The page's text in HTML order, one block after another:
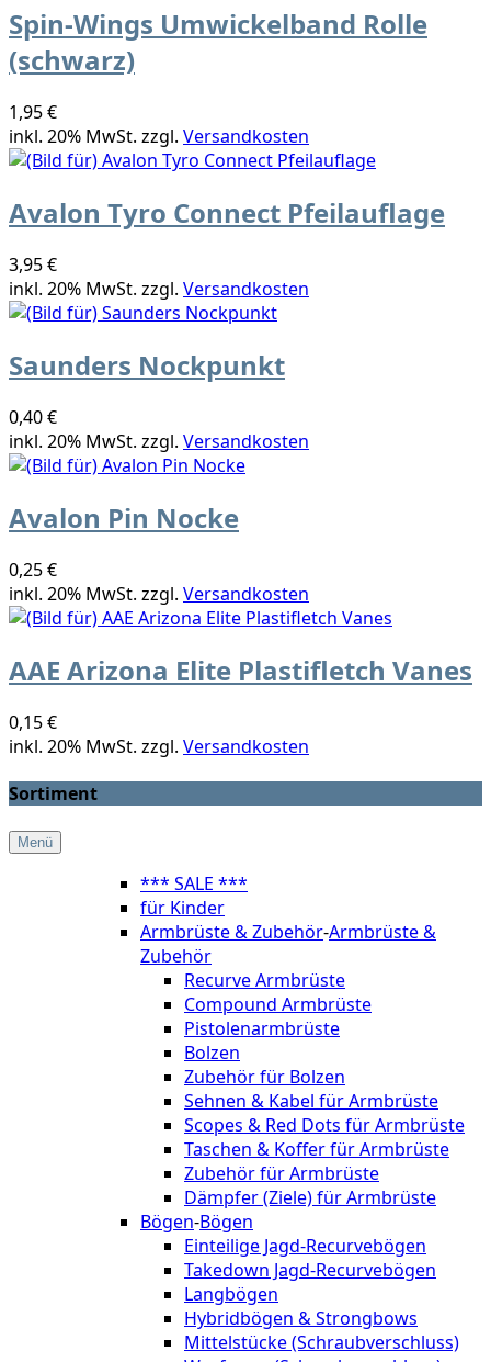
Spin-Wings Umwickelband Rolle
(schwarz)
1,95 €
inkl. 20% MwSt. zzgl. Versandkosten
Avalon Tyro Connect Pfeilauflage
3,95 €
inkl. 20% MwSt. zzgl. Versandkosten
Saunders Nockpunkt
0,40 €
inkl. 20% MwSt. zzgl. Versandkosten
Avalon Pin Nocke
0,25 €
inkl. 20% MwSt. zzgl. Versandkosten
AAE Arizona Elite Plastifletch Vanes
0,15 €
inkl. 20% MwSt. zzgl. Versandkosten
Sortiment
Menü
*** SALE ***
für Kinder
Armbrüste & Zubehör-Armbrüste &
Zubehör
Recurve Armbrüste
Compound Armbrüste
Pistolenarmbrüste
Bolzen
Zubehör für Bolzen
Sehnen & Kabel für Armbrüste
Scopes & Red Dots für Armbrüste
Taschen & Koffer für Armbrüste
Zubehör für Armbrüste
Dämpfer (Ziele) für Armbrüste
Bögen-Bögen
Einteilige Jagd-Recurvebögen
Takedown Jagd-Recurvebögen
Langbögen
Hybridbögen & Strongbows
Mittelstücke (Schraubverschluss)